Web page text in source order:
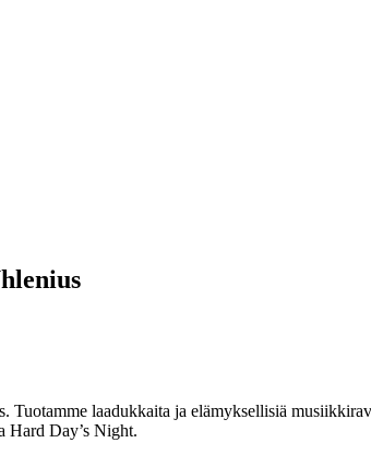
Tuotamme laadukkaita ja elämyksellisiä
Hard Day’s Night.